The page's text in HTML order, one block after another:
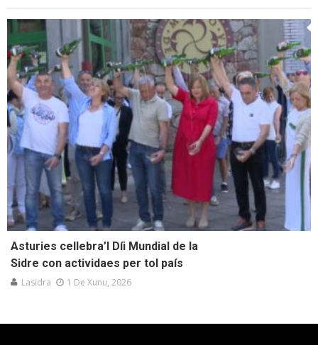
Asturies cellebra’l Díi Mundial de la
Sidre con actividaes per tol país
Lasidra 1 De Xunu, 2026